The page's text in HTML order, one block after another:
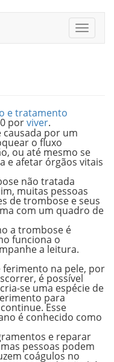
e tratamento
porviver.
causada por um
o fluxo
ou até mesmo se
e afetar órgãos vitais
não tratada
muitas pessoas
de trombose e seus
com um quadro de
a trombose é
funciona o
a leitura.
na pele, por
é possível
se uma espécie de
para
Esse
é conhecido como
e reparar
pessoas podem
coágulos no